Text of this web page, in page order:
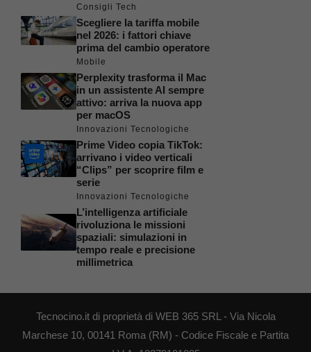
Consigli Tech
Scegliere la tariffa mobile
nel 2026: i fattori chiave
prima del cambio operatore
Mobile
Perplexity trasforma il Mac
in un assistente AI sempre
attivo: arriva la nuova app
per macOS
Innovazioni Tecnologiche
Prime Video copia TikTok:
arrivano i video verticali
“Clips” per scoprire film e
serie
Innovazioni Tecnologiche
L’intelligenza artificiale
rivoluziona le missioni
spaziali: simulazioni in
tempo reale e precisione
millimetrica
Tecnocino.it di proprietà di WEB 365 SRL - Via Nicola
Marchese 10, 00141 Roma (RM) - Codice Fiscale e Partita